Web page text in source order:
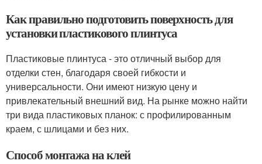
Как правильно подготовить поверхность для
установки пластикового плинтуса
Пластиковые плинтуса - это отличный выбор для
отделки стен, благодаря своей гибкости и
универсальности. Они имеют низкую цену и
привлекательный внешний вид. На рынке можно найти
три вида пластиковых планок: с профилированным
краем, с шлицами и без них.
Способ монтажа на клей